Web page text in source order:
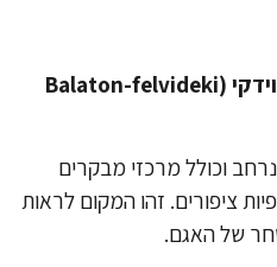
​8. פארק הלאומי בלטון פלווידקי (Balaton-felvideki
מרכזי מבקרים
ציפורים. זהו המקום לראות
האגם.